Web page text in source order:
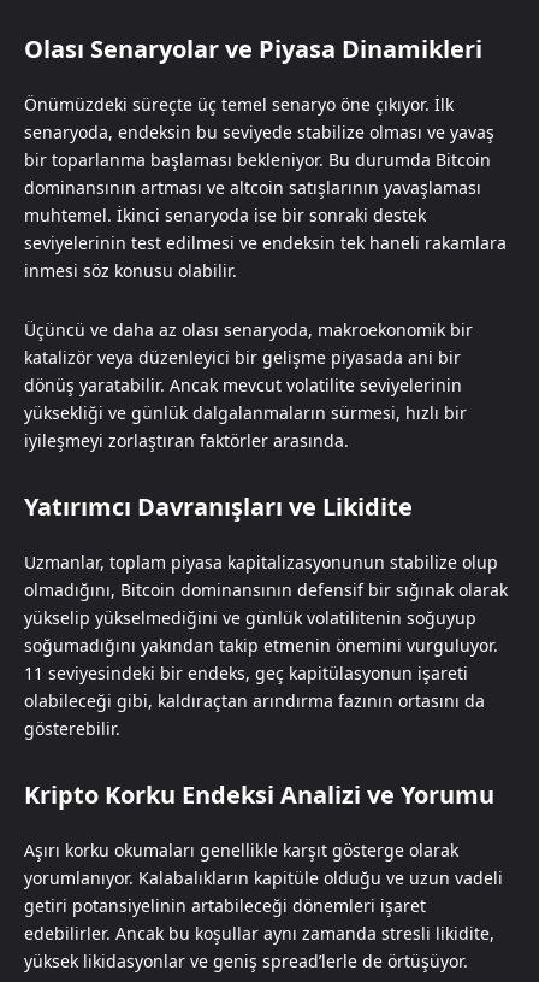
Olası Senaryolar ve Piyasa Dinamikleri
Önümüzdeki süreçte üç temel senaryo öne çıkıyor. İlk
senaryoda, endeksin bu seviyede stabilize olması ve yavaş
bir toparlanma başlaması bekleniyor. Bu durumda Bitcoin
dominansının artması ve altcoin satışlarının yavaşlaması
muhtemel. İkinci senaryoda ise bir sonraki destek
seviyelerinin test edilmesi ve endeksin tek haneli rakamlara
inmesi söz konusu olabilir.
Üçüncü ve daha az olası senaryoda, makroekonomik bir
katalizör veya düzenleyici bir gelişme piyasada ani bir
dönüş yaratabilir. Ancak mevcut volatilite seviyelerinin
yüksekliği ve günlük dalgalanmaların sürmesi, hızlı bir
iyileşmeyi zorlaştıran faktörler arasında.
Yatırımcı Davranışları ve Likidite
Uzmanlar, toplam piyasa kapitalizasyonunun stabilize olup
olmadığını, Bitcoin dominansının defensif bir sığınak olarak
yükselip yükselmediğini ve günlük volatilitenin soğuyup
soğumadığını yakından takip etmenin önemini vurguluyor.
11 seviyesindeki bir endeks, geç kapitülasyonun işareti
olabileceği gibi, kaldıraçtan arındırma fazının ortasını da
gösterebilir.
Kripto Korku Endeksi Analizi ve Yorumu
Aşırı korku okumaları genellikle karşıt gösterge olarak
yorumlanıyor. Kalabalıkların kapitüle olduğu ve uzun vadeli
getiri potansiyelinin artabileceği dönemleri işaret
edebilirler. Ancak bu koşullar aynı zamanda stresli likidite,
yüksek likidasyonlar ve geniş spread’lerle de örtüşüyor.